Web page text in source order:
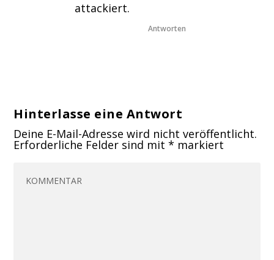
attackiert.
Antworten
Hinterlasse eine Antwort
Deine E-Mail-Adresse wird nicht veröffentlicht.
Erforderliche Felder sind mit* markiert